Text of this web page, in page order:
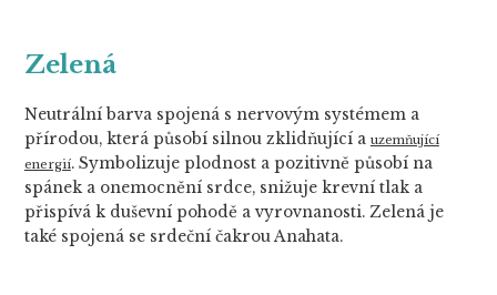
Zelená
Neutrální barva spojená s nervovým systémem a
přírodou, která působí silnou zklidňující a uzemňující
energií. Symbolizuje plodnost a pozitivně působí na
spánek a onemocnění srdce, snižuje krevní tlak a
přispívá k duševní pohodě a vyrovnanosti. Zelená je
také spojená se srdeční čakrou Anahata.